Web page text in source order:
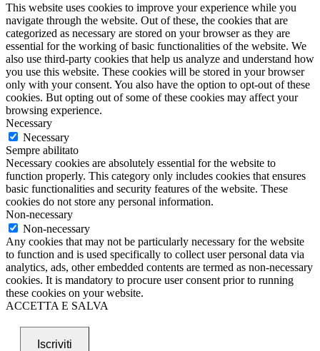
This website uses cookies to improve your experience while you
navigate through the website. Out of these, the cookies that are
categorized as necessary are stored on your browser as they are
essential for the working of basic functionalities of the website. We
also use third-party cookies that help us analyze and understand how
you use this website. These cookies will be stored in your browser
only with your consent. You also have the option to opt-out of these
cookies. But opting out of some of these cookies may affect your
browsing experience.
Necessary
Necessary
Sempre abilitato
Necessary cookies are absolutely essential for the website to
function properly. This category only includes cookies that ensures
basic functionalities and security features of the website. These
cookies do not store any personal information.
Non-necessary
Non-necessary
Any cookies that may not be particularly necessary for the website
to function and is used specifically to collect user personal data via
analytics, ads, other embedded contents are termed as non-necessary
cookies. It is mandatory to procure user consent prior to running
these cookies on your website.
ACCETTA E SALVA
Iscriviti